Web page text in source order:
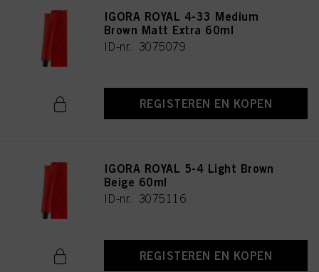
IGORA ROYAL 4-33 Medium
Brown Matt Extra 60ml
ID-nr. 3075079
REGISTEREN EN KOPEN
IGORA ROYAL 5-4 Light Brown
Beige 60ml
ID-nr. 3075116
REGISTEREN EN KOPEN